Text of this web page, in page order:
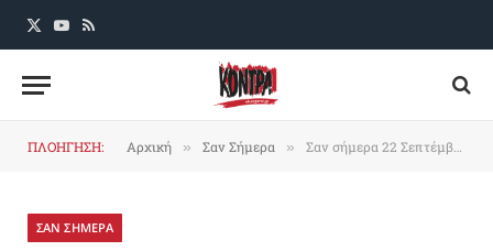
X
YouTube
RSS
ΠΛΟΗΓΗΣΗ: Αρχική » Σαν Σήμερα » Σαν σήμερα 22 Σεπτέμβρη
ΣΑΝ ΣΗΜΕΡΑ